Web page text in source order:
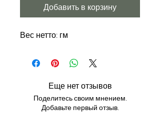
Добавить в корзину
Вес нетто: гм
Еще нет отзывов
Поделитесь своим мнением.
Добавьте первый отзыв.